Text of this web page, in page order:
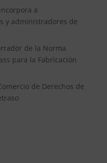
a
y administradores de
de la Norma
para la Fabricación
de Derechos de